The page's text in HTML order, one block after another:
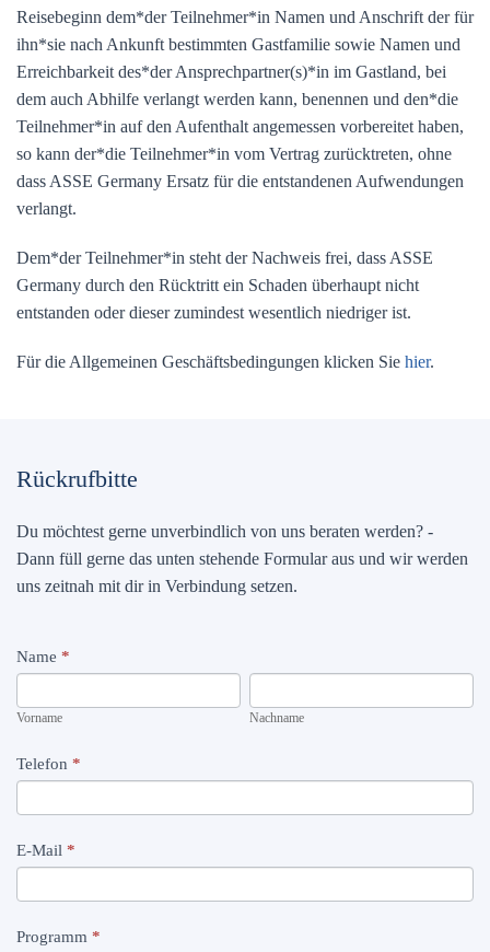
Reisebeginn dem*der Teilnehmer*in Namen und Anschrift der für
ihn*sie nach Ankunft bestimmten Gastfamilie sowie Namen und
Erreichbarkeit des*der Ansprechpartner(s)*in im Gastland, bei
dem auch Abhilfe verlangt werden kann, benennen und den*die
Teilnehmer*in auf den Aufenthalt angemessen vorbereitet haben,
so kann der*die Teilnehmer*in vom Vertrag zurücktreten, ohne
dass ASSE Germany Ersatz für die entstandenen Aufwendungen
verlangt.
Dem*der Teilnehmer*in steht der Nachweis frei, dass ASSE
Germany durch den Rücktritt ein Schaden überhaupt nicht
entstanden oder dieser zumindest wesentlich niedriger ist.
Für die Allgemeinen Geschäftsbedingungen klicken Sie hier.
Rückrufbitte
Du möchtest gerne unverbindlich von uns beraten werden? -
Dann füll gerne das unten stehende Formular aus und wir werden
uns zeitnah mit dir in Verbindung setzen.
Rückrufwunsch
Name *
Vorname Nachname
Telefon *
E-Mail *
Programm *